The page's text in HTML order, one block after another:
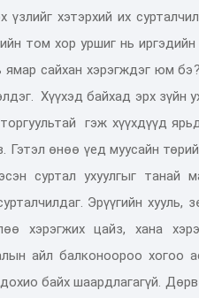
үзлийг хэтэрхий их сурталчи
том хор уршиг нь
ямар сайхан хэрэгждэг юм бэ?
Хүүхэд байхад эрх зүйн
гэж хүүхдүүд
Гэтэл өнөө үедмуусайн
суртал ухуулгыг танай
Эрүүгийн хууль,
хэрэгжих цайз, хана
айл балконоороо хогоо
байх шаардлагагүй.